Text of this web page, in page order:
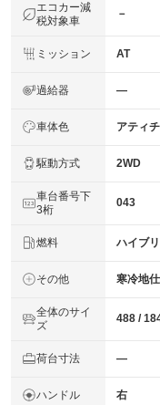
エコカー減
税対象車
－
ミッション AT
過給器 ―
車体色 アティ
駆動方式 2WD
車台番号下
3桁
043
燃料 ハイブ
その他 寒冷地
全体のサイ
ズ
488 /
荷台寸法 ―
ハンドル 右